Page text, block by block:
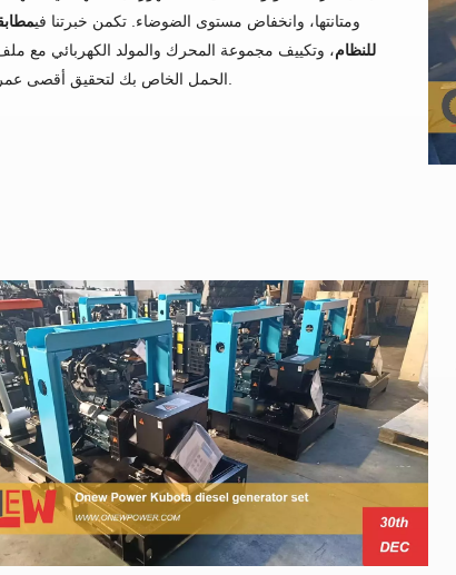
ومتانتها، وانخفاض مستوى الضوضاء. تكمن خبرتنا في
للنظام، وتكييف مجموعة المحرك والمولد الكهربائي مع